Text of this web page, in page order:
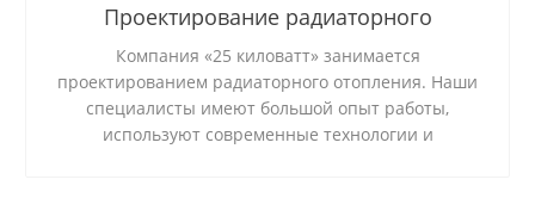
Проектирование радиаторного
отопления
Компания «25 киловатт» занимается
проектированием радиаторного отопления. Наши
специалисты имеют большой опыт работы,
используют современные технологии и